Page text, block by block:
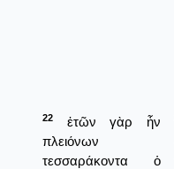
22
ἐτῶν γὰρ ἦν
πλειόνων
τεσσαράκοντα ὁ